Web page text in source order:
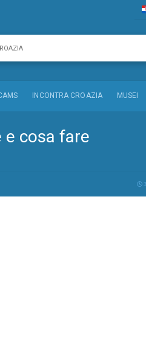
INCONTRA CROAZIA MUSEI
e cosa fare